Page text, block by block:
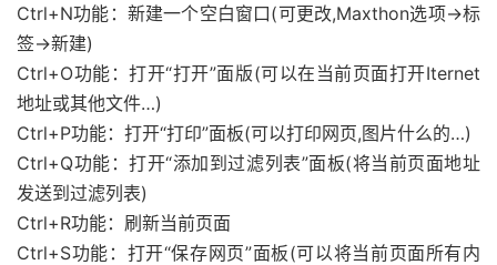
Ctrl+N功能：新建一个空白窗口(可更改,Maxthon选项→标
签→新建)
Ctrl+O功能：打开“打开”面版(可以在当前页面打开Iternet
地址或其他文件…)
Ctrl+P功能：打开“打印”面板(可以打印网页,图片什么的…)
Ctrl+Q功能：打开“添加到过滤列表”面板(将当前页面地址
发送到过滤列表)
Ctrl+R功能：刷新当前页面
Ctrl+S功能：打开“保存网页”面板(可以将当前页面所有内